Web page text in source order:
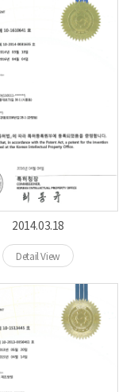
2014.03.18
Detail View